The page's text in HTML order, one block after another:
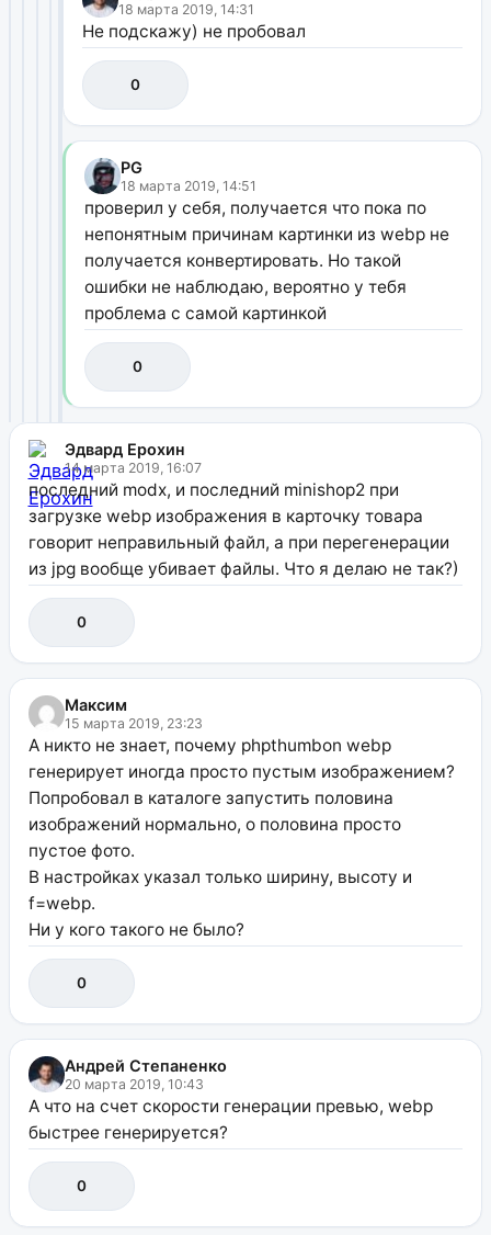
18 марта 2019, 14:31
Не подскажу) не пробовал
0
PG
18 марта 2019, 14:51
проверил у себя, получается что пока по
непонятным причинам картинки из webp не
получается конвертировать. Но такой
ошибки не наблюдаю, вероятно у тебя
проблема с самой картинкой
0
Эдвард Ерохин
14 марта 2019, 16:07
последний modx, и последний minishop2 при
загрузке webp изображения в карточку товара
говорит неправильный файл, а при перегенерации
из jpg вообще убивает файлы. Что я делаю не так?)
0
Максим
15 марта 2019, 23:23
А никто не знает, почему phpthumbon webp
генерирует иногда просто пустым изображением?
Попробовал в каталоге запустить половина
изображений нормально, о половина просто
пустое фото.
В настройках указал только ширину, высоту и
f=webp.
Ни у кого такого не было?
0
Андрей Степаненко
20 марта 2019, 10:43
А что на счет скорости генерации превью, webp
быстрее генерируется?
0